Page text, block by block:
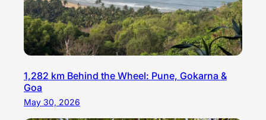
1,282 km Behind the Wheel: Pune, Gokarna &
Goa
May 30, 2026